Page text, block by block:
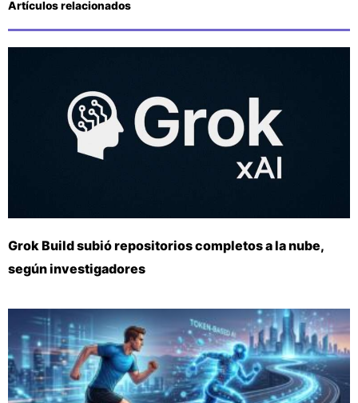
Artículos relacionados
Grok Build subió repositorios completos a la nube,
según investigadores